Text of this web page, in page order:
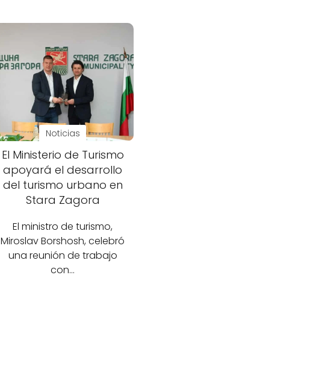
Noticias
El Ministerio de Turismo
apoyará el desarrollo
del turismo urbano en
Stara Zagora
El ministro de turismo,
Miroslav Borshosh, celebró
una reunión de trabajo
con…